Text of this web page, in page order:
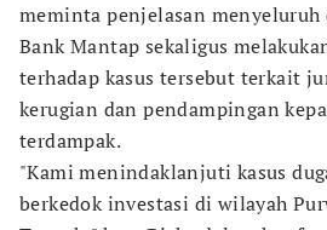
meminta penjelasan menyeluruh
Bank Mantap sekaligus
terhadap kasus tersebut terkait
kerugian dan pendampingan
terdampak.
"Kami menindaklanjuti kasus
berkedok investasi di wilayah